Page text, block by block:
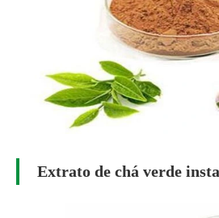
Extrato de chá verde